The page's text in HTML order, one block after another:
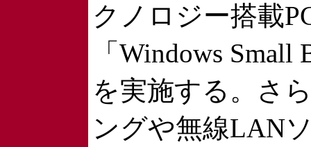
クノロジー搭載
「Windows
を実施する。さ
ングや無線LAN